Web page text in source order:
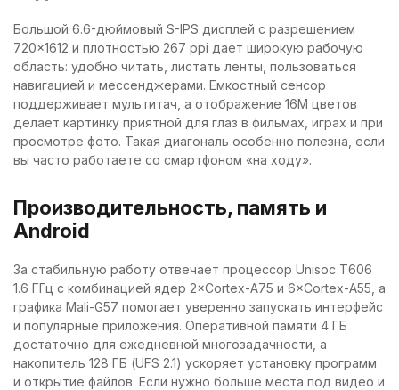
Большой 6.6-дюймовый S-IPS дисплей с разрешением
720×1612 и плотностью 267 ppi дает широкую рабочую
область: удобно читать, листать ленты, пользоваться
навигацией и мессенджерами. Емкостный сенсор
поддерживает мультитач, а отображение 16M цветов
делает картинку приятной для глаз в фильмах, играх и при
просмотре фото. Такая диагональ особенно полезна, если
вы часто работаете со смартфоном «на ходу».
Производительность, память и
Android
За стабильную работу отвечает процессор Unisoc T606
1.6 ГГц с комбинацией ядер 2×Cortex-A75 и 6×Cortex-A55, а
графика Mali-G57 помогает уверенно запускать интерфейс
и популярные приложения. Оперативной памяти 4 ГБ
достаточно для ежедневной многозадачности, а
накопитель 128 ГБ (UFS 2.1) ускоряет установку программ
и открытие файлов. Если нужно больше места под видео и